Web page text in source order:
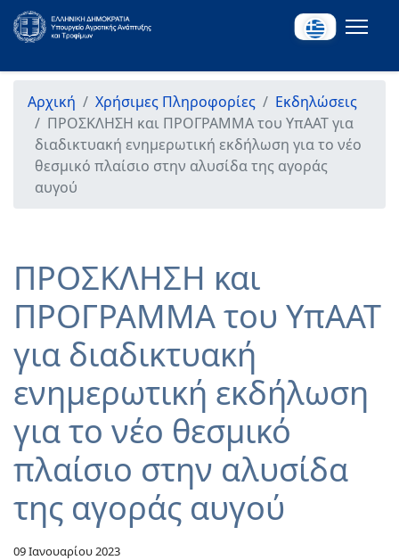
Αρχική Χρήσιμες Πληροφορίες
Εκδηλώσεις
ΠΡΟΣΚΛΗΣΗ και ΠΡΟΓΡΑΜΜΑ του ΥπΑΑΤ για
διαδικτυακή ενημερωτική εκδήλωση για το νέο
θεσμικό πλαίσιο στην αλυσίδα της αγοράς
αυγού
ΠΡΟΣΚΛΗΣΗ και
ΠΡΟΓΡΑΜΜΑ του ΥπΑΑΤ
για διαδικτυακή
ενημερωτική εκδήλωση
για το νέο θεσμικό
πλαίσιο στην αλυσίδα
της αγοράς αυγού
09 Ιανουαρίου 2023